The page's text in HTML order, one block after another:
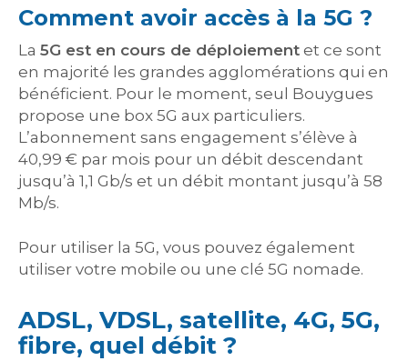
Comment avoir accès à la 5G ?
La 5G est en cours de déploiement et ce sont
en majorité les grandes agglomérations qui en
bénéficient. Pour le moment, seul Bouygues
propose une box 5G aux particuliers.
L’abonnement sans engagement s’élève à
40,99 € par mois pour un débit descendant
jusqu’à 1,1 Gb/s et un débit montant jusqu’à 58
Mb/s.
Pour utiliser la 5G, vous pouvez également
utiliser votre mobile ou une clé 5G nomade.
ADSL, VDSL, satellite, 4G, 5G,
fibre, quel débit ?